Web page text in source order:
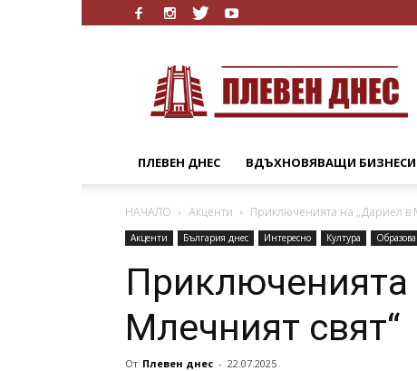
Днес
ПЛЕВЕН ДНЕС ВДЪХНОВЯВАЩИ БИЗНЕСИ
НАЧАЛО Акценти Приключенията на „Дариел в
Акценти България днес Интересно Култура
Приключенията
Млечният свят“
От Плевен днес - 22.07.2025